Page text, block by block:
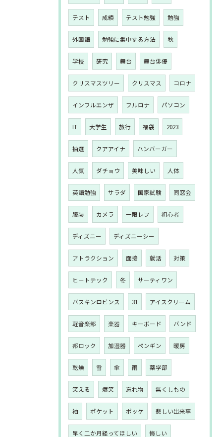
テスト 成績 テスト勉強 勉強
外国語 勉強に集中する方法 秋
学校 研究 舞台 舞台俳優
クリスマスツリー クリスマス コロナ
インフルエンザ フルロナ パソコン
IT 大学生 旅行 福袋 2023
抽選 クアアイナ ハンバーガー
人気 ダチョウ 美味しい 人体
英語勉強 サラダ 国家試験 同窓会
服装 カメラ 一眼レフ 初心者
ディズニー ディズニーシー
アトラクション 面接 就活 対策
ヒートテック 冬 サーティワン
バスキンロビンス 31 アイスクリーム
軽音楽部 楽器 キーボード バンド
邦ロック 加湿器 ペンギン 暖房
乾燥 雪 傘 雨 薬学部
笑える 爆笑 忘れ物 無くしもの
袖 ポケット ポッケ 悲しい出来事
早く二か月経ってほしい 悔しい